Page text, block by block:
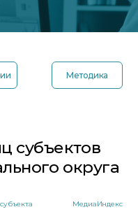
Методика
субъектов
округа
МедиаИндекс